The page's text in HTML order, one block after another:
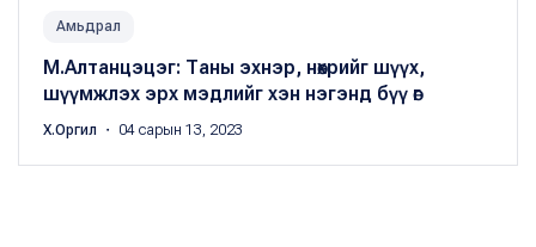
Амьдрал
М.Алтанцэцэг: Таны эхнэр, нөхрийг шүүх,
шүүмжлэх эрх мэдлийг хэн нэгэнд бүү өг
Х.Оргил ・ 04 сарын 13, 2023